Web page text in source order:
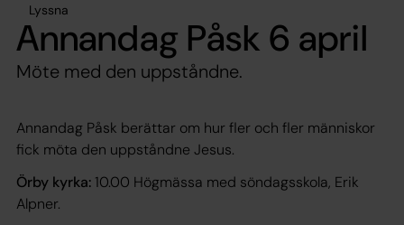
Lyssna
Annandag Påsk 6 april
Möte med den uppståndne.
Annandag Påsk berättar om hur fler och fler människor
fick möta den uppståndne Jesus.
Örby kyrka: 10.00 Högmässa med söndagsskola, Erik
Alpner.